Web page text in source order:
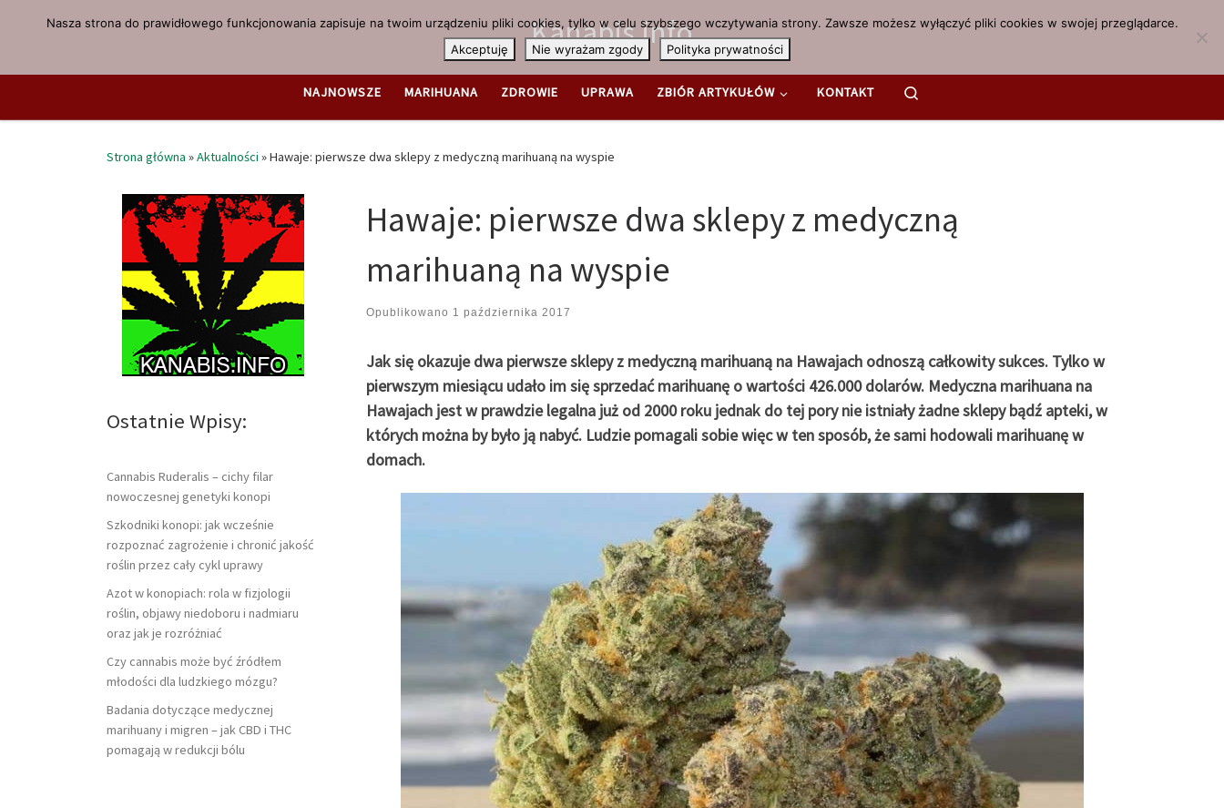
Przejdź do treści Kanabis.info
NAJNOWSZE MARIHUANA ZDROWIE UPRAWA ZBIÓR ARTYKUŁÓW KONTAKT
Strona główna »Aktualności »Hawaje: pierwsze dwa sklepy z medyczną marihuaną na wyspie
Hawaje: pierwsze dwa sklepy z medyczną
marihuaną na wyspie
Opublikowano 1 października 2017
Jak się okazuje dwa pierwsze sklepy z medyczną marihuaną na Hawajach odnoszą całkowity sukces. Tylko w
pierwszym miesiącu udało im się sprzedać marihuanę o wartości 426.000 dolarów. Medyczna marihuana na
Hawajach jest w prawdzie legalna już od 2000 roku jednak do tej pory nie istniały żadne sklepy bądź apteki, w
których można by było ją nabyć. Ludzie pomagali sobie więc w ten sposób, że sami hodowali marihuanę w
domach.
Ostatnie Wpisy:
Cannabis Ruderalis – cichy filar
nowoczesnej genetyki konopi
Szkodniki konopi: jak wcześnie
rozpoznać zagrożenie i chronić jakość
roślin przez cały cykl uprawy
Azot w konopiach: rola w fizjologii
roślin, objawy niedoboru i nadmiaru
oraz jak je rozróżniać
Czy cannabis może być źródłem
młodości dla ludzkiego mózgu?
Badania dotyczące medycznej
marihuany i migren – jak CBD i THC
pomagają w redukcji bólu
Nasza strona do prawidłowego funkcjonowania zapisuje na twoim urządzeniu pliki cookies, tylko w celu szybszego wczytywania strony. Zawsze możesz wyłączyć pliki cookies w swojej przeglądarce.
Akceptuję
Nie wyrażam zgody Polityka prywatności